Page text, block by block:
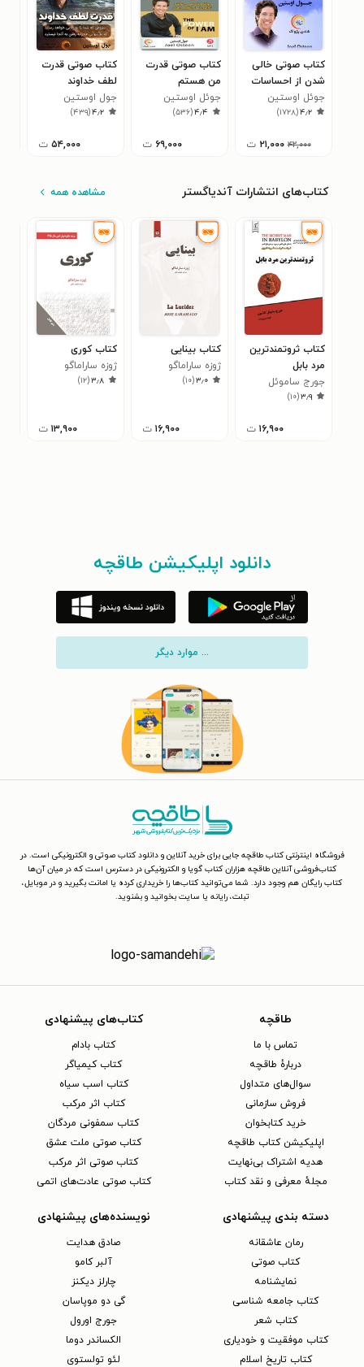
کتاب صوتی خالی‌
شدن از احساسات
منفی
جوئل اوستین
۴٫۲(۱۷۲۸)
۴۲,۰۰۰ ۲۱,۰۰۰ ت
کتاب صوتی قدرت
من هستم
جوئل اوستین
۴٫۴(۵۳۶)
۶۹,۰۰۰ ت
کتاب صوتی قدرت
لطف خداوند
جول اوستین
۴٫۲(۴۳۹)
۵۴,۰۰۰ ت
کتاب‌های انتشارات آندیاگستر مشاهده همه
کتاب ثروتمندترین
مرد بابل
جورج ساموئل
کلاسون
۳٫۹(۱۰)
۱۶,۹۰۰ ت
کتاب بینایی
ژوزه ساراماگو
۳٫۰(۱۰)
۱۶,۹۰۰ ت
کتاب کوری
ژوزه ساراماگو
۳٫۸(۱۲)
۱۳,۹۰۰ ت
دانلود اپلیکیشن طاقچه
... موارد دیگر
فروشگاه اینترنتی کتاب طاقچه جایی برای خرید آنلاین و دانلود کتاب صوتی و الکترونیکی است. در
کتاب‌فروشی آنلاین طاقچه هزاران کتاب گویا و الکترونیکی در دسترس است که در میان آن‌ها
کتاب رایگان هم وجود دارد. شما می‌توانید کتاب‌ها را خریداری کرده یا امانت بگیرید و در موبایل،
تبلت، رایانه یا سایت بخوانید و بشنوید.
طاقچه
تماس با ما
دربارهٔ طاقچه
سوال‌های متداول
فروش سازمانی
خرید کتابخوان
اپلیکیشن کتاب طاقچه
هدیه اشتراک بی‌نهایت
مجلهٔ معرفی و نقد کتاب
کتاب‌های پیشنهادی
کتاب بادام
کتاب کیمیاگر
کتاب اسب سیاه
کتاب اثر مرکب
کتاب سمفونی مردگان
کتاب صوتی ملت عشق
کتاب صوتی اثر مرکب
کتاب صوتی عادت‌های اتمی
دسته بندی پیشنهادی
رمان عاشقانه
کتاب‌ صوتی
نمایشنامه
کتاب جامعه شناسی
کتاب شعر
کتاب موفقیت و خودیاری
کتاب تاریخ اسلام
نویسنده‌های پیشنهادی
صادق هدایت
آلبر کامو
چارلز دیکنز
گی دو موپاسان
جورج اورول
الکساندر دوما
لئو تولستوی